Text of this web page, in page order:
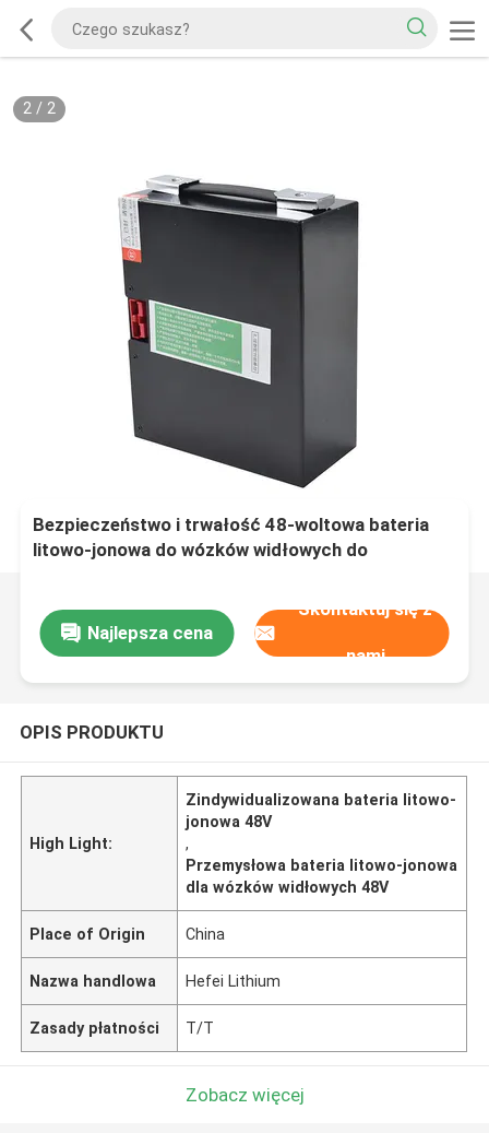
2/ 2
Bezpieczeństwo i trwałość 48-woltowa bateria
litowo-jonowa do wózków widłowych do
Najlepsza cena
Skontaktuj się z
nami
OPIS PRODUKTU
High Light:
Zindywidualizowana bateria litowo-
jonowa 48V
,
Przemysłowa bateria litowo-jonowa
dla wózków widłowych 48V
Place of Origin China
Nazwa handlowa Hefei Lithium
Zasady płatności T/T
Zobacz więcej